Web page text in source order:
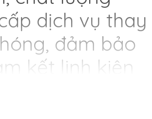
dịch vụ thay
đảm bảo
kết linh kiện
chọn số một